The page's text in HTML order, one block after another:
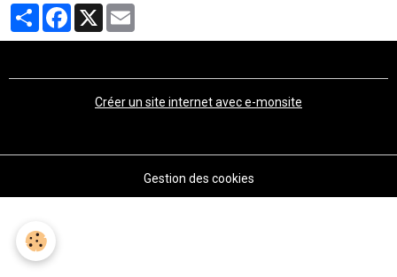
PartagerFacebook
X
Créer un site internet avec e-monsite
Gestion des cookies